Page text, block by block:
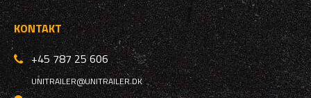
KONTAKT
+45 787 25 606
UNITRAILER@UNITRAILER.DK